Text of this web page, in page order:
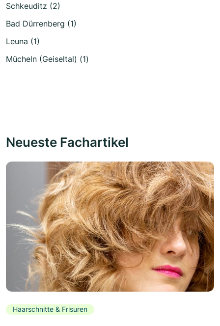
Schkeuditz (2)
Bad Dürrenberg (1)
Leuna (1)
Mücheln (Geiseltal) (1)
Neueste Fachartikel
Haarschnitte & Frisuren